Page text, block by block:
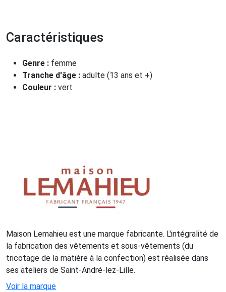
Caractéristiques
Genre : femme
Tranche d'âge : adulte (13 ans et +)
Couleur : vert
Maison Lemahieu est une marque fabricante. L'intégralité de
la fabrication des vêtements et sous-vêtements (du
tricotage de la matière à la confection) est réalisée dans
ses ateliers de Saint-André-lez-Lille.
Voir la marque